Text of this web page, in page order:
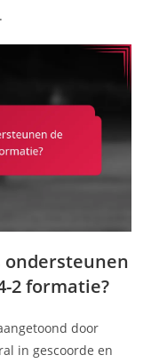
2 formatie?
door
in gescoorde en